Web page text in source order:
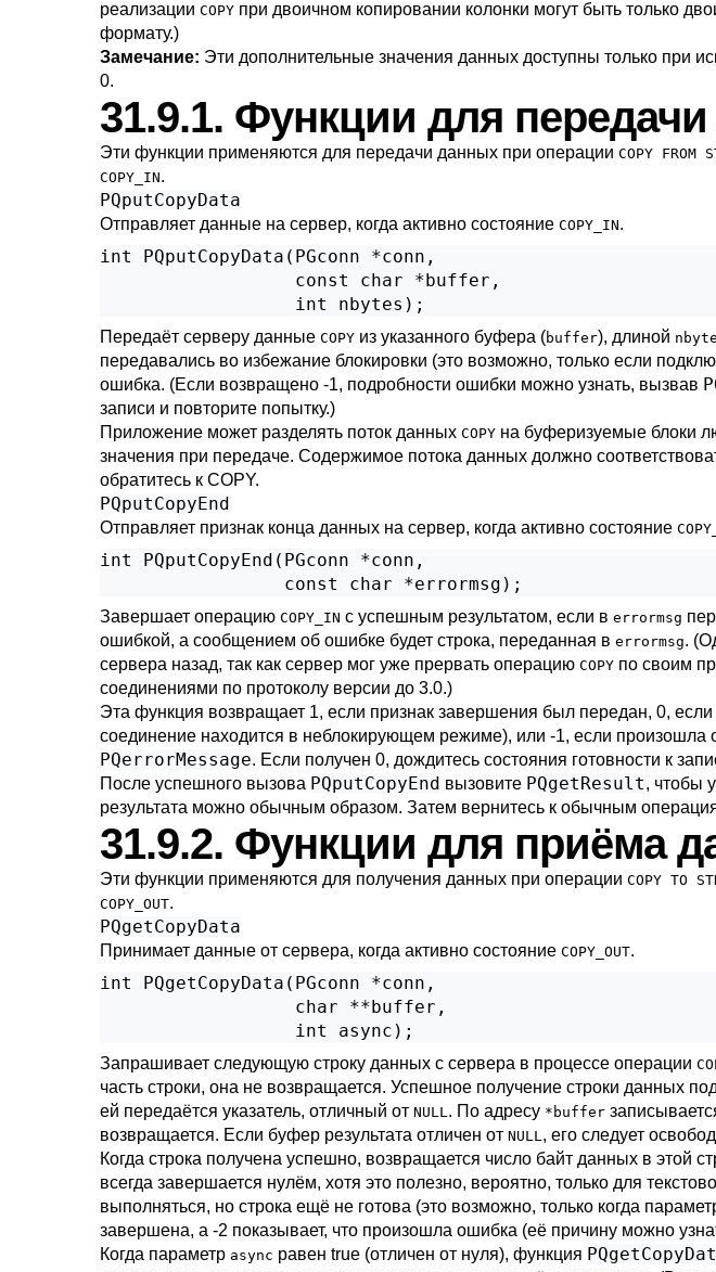
реализации COPY при двоичном копировании колонки могут быть только
формату.)
Замечание: Эти дополнительные значения данных доступны только при
0.
31.9.1. Функции для
Эти функции применяются для передачи данных при операции COPY FROM
COPY_IN.
PQputCopyData
Отправляет данные на сервер, когда активно состояние COPY_IN.
int PQputCopyData(PGconn *conn,
                  const char *buffer,
                  int nbytes);
Передаёт серверу данные COPY из указанного буфера (buffer), длиной
передавались во избежание блокировки (это возможно, только если
ошибка. (Если возвращено -1, подробности ошибки можно узнать, вызвав
записи и повторите попытку.)
Приложение может разделять поток данных COPY на буферизуемые блоки
значения при передаче. Содержимое потока данных должно
обратитесь к COPY.
PQputCopyEnd
Отправляет признак конца данных на сервер, когда активно состояние
int PQputCopyEnd(PGconn *conn,
                 const char *errormsg);
Завершает операцию COPY_IN с успешным результатом, если в errormsg
ошибкой, а сообщением об ошибке будет строка, переданная в errormsg.
сервера назад, так как сервер мог уже прервать операцию COPY по своим
соединениями по протоколу версии до 3.0.)
Эта функция возвращает 1, если признак завершения был передан, 0,
соединение находится в неблокирующем режиме), или -1, если
PQerrorMessage. Если получен 0, дождитесь состояния готовности к
После успешного вызова PQputCopyEnd вызовите PQgetResult, чтобы
результата можно обычным образом. Затем вернитесь к обычным
31.9.2. Функции для приёма
Эти функции применяются для получения данных при операции COPY TO
COPY_OUT.
PQgetCopyData
Принимает данные от сервера, когда активно состояние COPY_OUT.
int PQgetCopyData(PGconn *conn,
                  char **buffer,
                  int async);
Запрашивает следующую строку данных с сервера в процессе операции
часть строки, она не возвращается. Успешное получение строки данных
ей передаётся указатель, отличный от NULL. По адресу *buffer
возвращается. Если буфер результата отличен от NULL, его следует
Когда строка получена успешно, возвращается число байт данных в этой
всегда завершается нулём, хотя это полезно, вероятно, только для
выполняться, но строка ещё не готова (это возможно, только когда
завершена, а -2 показывает, что произошла ошибка (её причину можно
Когда параметр async равен true (отличен от нуля), функция